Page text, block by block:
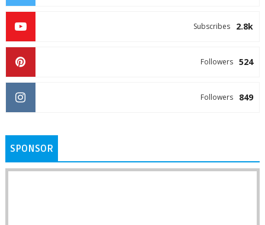
2.8k
Subscribes
524
Followers
849
Followers
SPONSOR